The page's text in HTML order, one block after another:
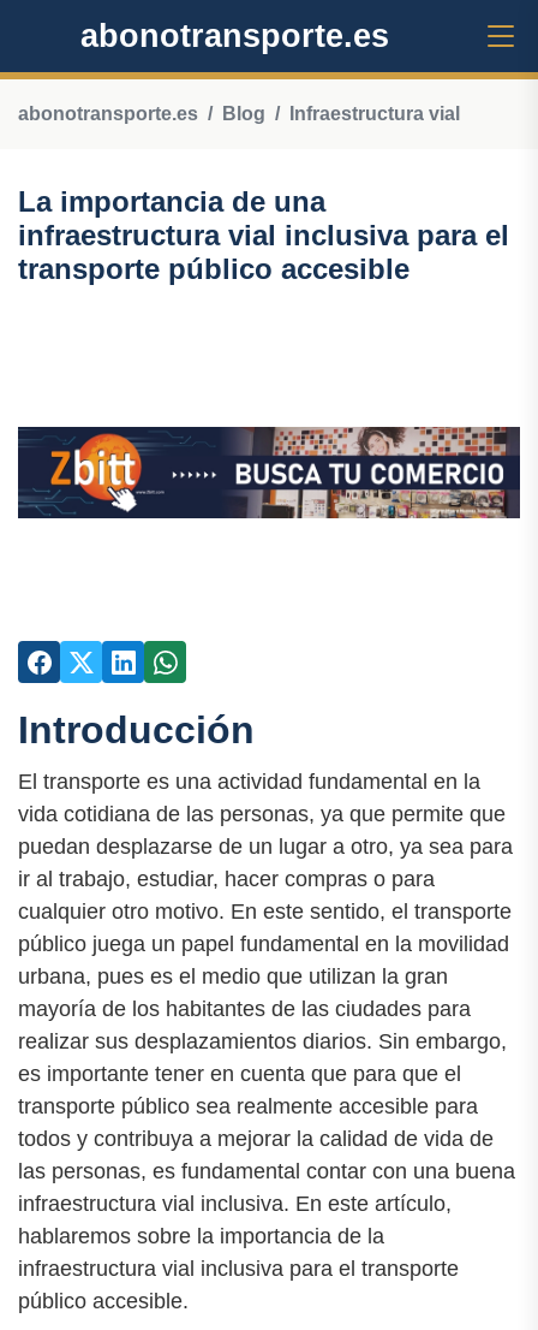
abonotransporte.es
abonotransporte.es Blog Infraestructura vial
La importancia de una
infraestructura vial inclusiva para el
transporte público accesible
Introducción
El transporte es una actividad fundamental en la
vida cotidiana de las personas, ya que permite que
puedan desplazarse de un lugar a otro, ya sea para
ir al trabajo, estudiar, hacer compras o para
cualquier otro motivo. En este sentido, el transporte
público juega un papel fundamental en la movilidad
urbana, pues es el medio que utilizan la gran
mayoría de los habitantes de las ciudades para
realizar sus desplazamientos diarios. Sin embargo,
es importante tener en cuenta que para que el
transporte público sea realmente accesible para
todos y contribuya a mejorar la calidad de vida de
las personas, es fundamental contar con una buena
infraestructura vial inclusiva. En este artículo,
hablaremos sobre la importancia de la
infraestructura vial inclusiva para el transporte
público accesible.